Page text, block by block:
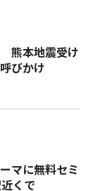
熊本地震受け
びかけ
マに無料セミ
くで